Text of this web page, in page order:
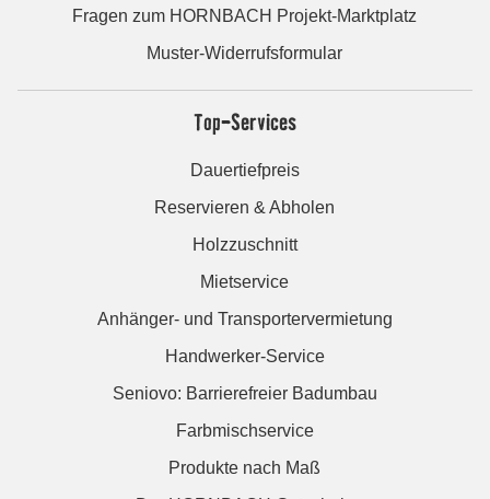
Fragen zum HORNBACH Projekt-Marktplatz
Muster-Widerrufsformular
Top-Services
Dauertiefpreis
Reservieren & Abholen
Holzzuschnitt
Mietservice
Anhänger- und Transportervermietung
Handwerker-Service
Seniovo: Barrierefreier Badumbau
Farbmischservice
Produkte nach Maß